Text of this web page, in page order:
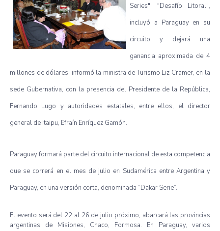
Series", "Desafío Litoral",
incluyó a Paraguay en su
circuito y dejará
una
ganancia aproximada de 4
millones de dólares, informó la ministra deTurismo Liz Cramer, en la
sede Gubernativa, con la presencia del Presidente de la República,
Fernando Lugo y autoridades estatales, entre ellos, el director
general de Itaipu, Efraín Enríquez Gamón.
Paraguayformará parte del circuito internacional de esta competencia
que se correrá en el mes de julio en Sudamérica entreArgentina y
Paraguay, en una versión corta, denominada “Dakar Serie”.
El evento será del 22 al 26 de julio próximo, abarcará las provincias
argentinas de Misiones, Chaco, Formosa. En Paraguay, varios